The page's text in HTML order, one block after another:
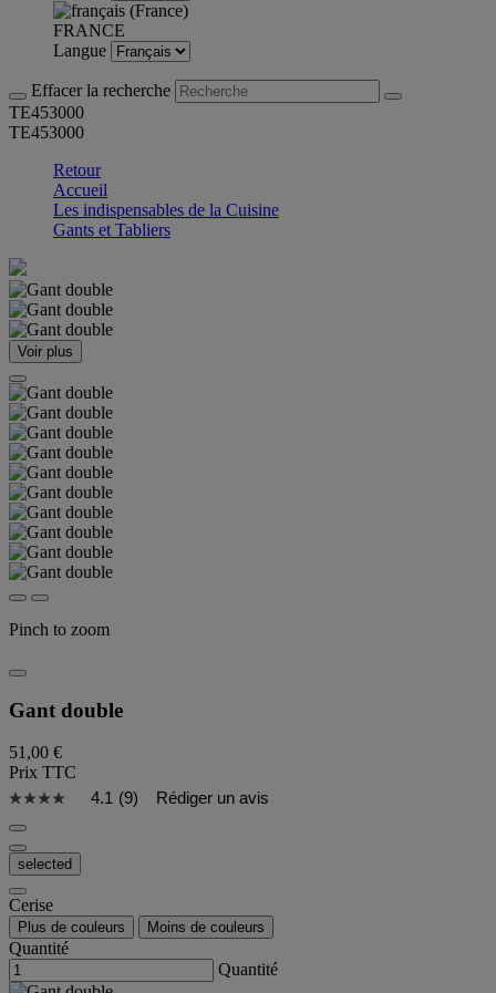
FRANCE
Langue
Effacer la recherche
TE453000
TE453000
Retour
Accueil
Les indispensables de la Cuisine
Gants et Tabliers
Voir plus
Pinch to zoom
Gant double
51,00 €
Prix TTC
4.1 (9) Rédiger un avis
selected
Cerise
Plus de couleurs Moins de couleurs
Quantité
Quantité